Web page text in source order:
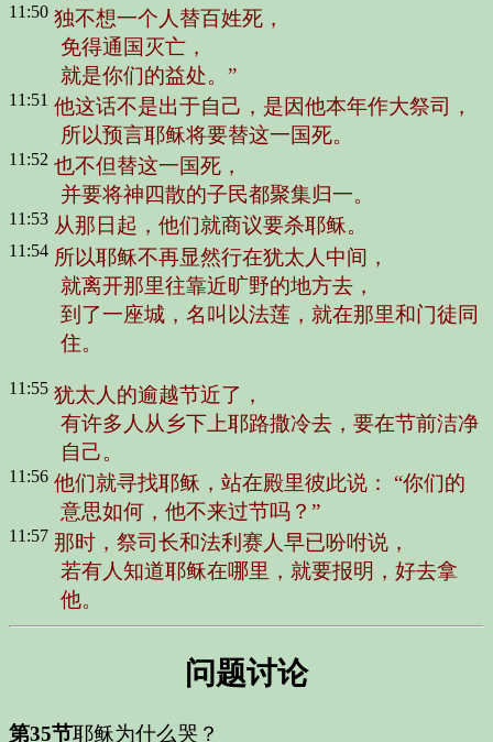
11:50 独不想一个人替百姓死，
免得通国灭亡，
就是你们的益处。”
11:51 他这话不是出于自己，是因他本年作大祭司，
所以预言耶稣将要替这一国死。
11:52 也不但替这一国死，
并要将神四散的子民都聚集归一。
11:53 从那日起，他们就商议要杀耶稣。
11:54 所以耶稣不再显然行在犹太人中间，
就离开那里往靠近旷野的地方去，
到了一座城，名叫以法莲，就在那里和门徒同
住。
11:55 犹太人的逾越节近了，
有许多人从乡下上耶路撒冷去，要在节前洁净
自己。
11:56 他们就寻找耶稣，站在殿里彼此说：
“你们的
意思如何，他不来过节吗？”
11:57 那时，祭司长和法利赛人早已吩咐说，
若有人知道耶稣在哪里，就要报明，好去拿
他。
问题讨论
第35节耶稣为什么哭？